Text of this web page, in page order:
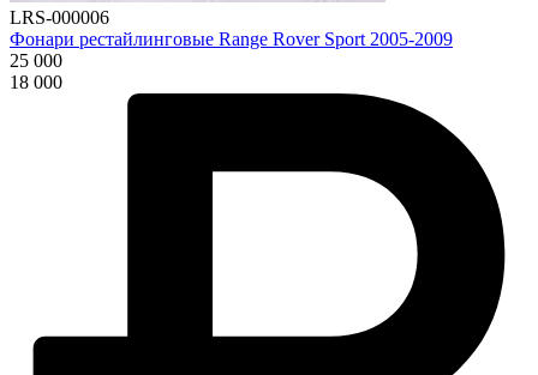
LRS-000006
Фонари рестайлинговые Range Rover Sport 2005-2009
25 000
18 000